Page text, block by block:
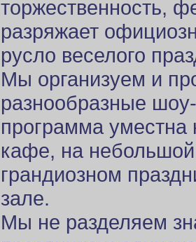
торжественность,
разряжает
русло веселого
Мы организуем и
разнообразные
программа
кафе, на
грандиозном
зале.
Мы не разделяем